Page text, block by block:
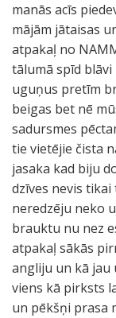
manās acīs
mājām jātaisas
atpakaļ no
tālumā spīd blāvi
uguņus pretīm
beigas bet nē
sadursmes
tie vietējie čista
jasaka kad biju
dzīves nevis
neredzēju neko
brauktu nu nez
atpakaļ sākās
angliju un kā jau
viens kā pirksts
un pēkšņi prasa